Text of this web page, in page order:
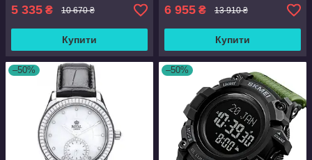
5 335 ₴ 10 670 ₴
Купити
6 955 ₴ 13 910 ₴
Купити
–50% –50%